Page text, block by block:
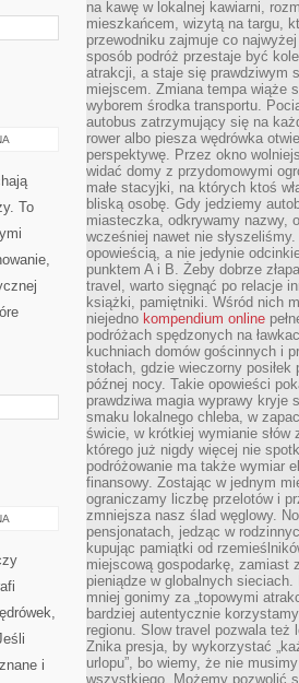
To
i
na kawę w lokalnej kawiarni,
mieszkańcem, wizytą na targu,
przewodniku zajmuje co
sposób podróż przestaje być
atrakcji, a staje się prawdziwym
miejscem. Zmiana tempa wiąże
wyborem środka transportu.
autobus zatrzymujący się na
rower albo piesza wędrówka
perspektywę. Przez okno
widać domy z przydomowymi
małe stacyjki, na których ktoś
bliską osobę. Gdy jedziemy
miasteczka, odkrywamy nazwy,
wcześniej nawet nie
opowieścią, a nie jedynie
punktem A i B. Żeby dobrze
travel, warto sięgnąć po relacje
książki, pamiętniki. Wśród nich
niejedno kompendium online
podróżach spędzonych na
kuchniach domów gościnnych i
stołach, gdzie wieczorny posiłek
późnej nocy. Takie opowieści
prawdziwa magia wyprawy kryje
smaku lokalnego chleba, w
świcie, w krótkiej wymianie słów
którego już nigdy więcej nie
podróżowanie ma także wymiar
finansowy. Zostając w jednym
ograniczamy liczbę przelotów i
zmniejsza nasz ślad węglowy.
pensjonatach, jedząc w
kupując pamiątki od
miejscową gospodarkę, zamiast
pieniądze w globalnych sieciach.
mniej gonimy za „topowymi
bardziej autentycznie
regionu. Slow travel pozwala też
Znika presja, by wykorzystać
urlopu”, bo wiemy, że nie
wszystkiego. Możemy pozwolić